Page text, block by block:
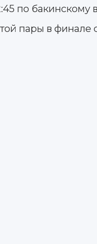
по бакинскому
пары в